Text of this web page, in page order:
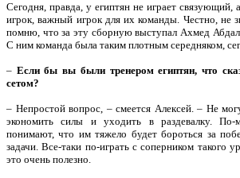
Сегодня, правда, у египтян не играет связующий,
игрок, важный игрок для их команды. Честно, не
помню, что за эту сборную выступал Ахмед
С ним команда была таким плотным середняком,
– Если бы вы были тренером египтян, что
сетом?
– Непростой вопрос, – смеется Алексей. – Не
экономить силы и уходить в раздевалку. По-
понимают, что им тяжело будет бороться за
задачи. Все-таки по-играть с соперником такого
это очень полезно.